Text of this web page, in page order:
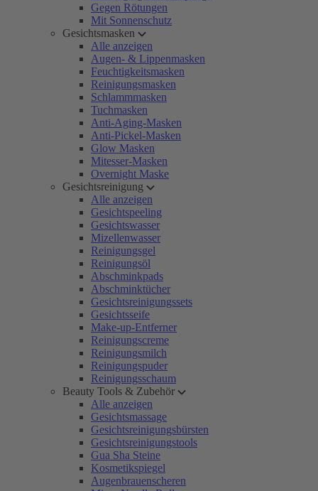
Gegen Rötungen
Mit Sonnenschutz
Gesichtsmasken
Alle anzeigen
Augen- & Lippenmasken
Feuchtigkeitsmasken
Reinigungsmasken
Schlammmasken
Tuchmasken
Anti-Aging-Masken
Anti-Pickel-Masken
Glow Masken
Mitesser-Masken
Overnight Maske
Gesichtsreinigung
Alle anzeigen
Gesichtspeeling
Gesichtswasser
Mizellenwasser
Reinigungsgel
Reinigungsöl
Abschminkpads
Abschminktücher
Gesichtsreinigungssets
Gesichtsseife
Make-up-Entferner
Reinigungscreme
Reinigungsmilch
Reinigungspuder
Reinigungsschaum
Beauty Tools & Zubehör
Alle anzeigen
Gesichtsmassage
Gesichtsreinigungsbürsten
Gesichtsreinigungstools
Gua Sha Steine
Kosmetikspiegel
Augenbrauenscheren